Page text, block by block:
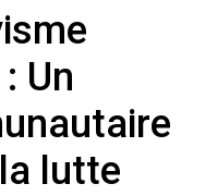
Un
lutte